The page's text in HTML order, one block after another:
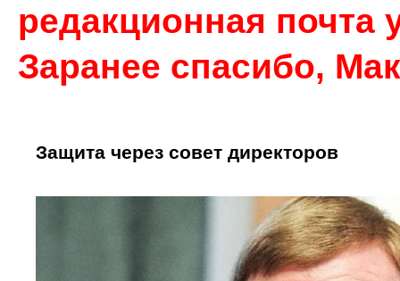
редакционная почта
Заранее спасибо,
Защита через совет директоров